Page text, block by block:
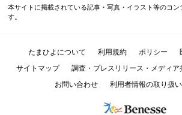
本サイトに掲載されている記事・写真・イラスト等のコン
す。
たまひよについて 利用規約 ポリシー
サイトマップ
調査・プレスリリース・メディア
お問い合わせ
利用者情報の取り扱